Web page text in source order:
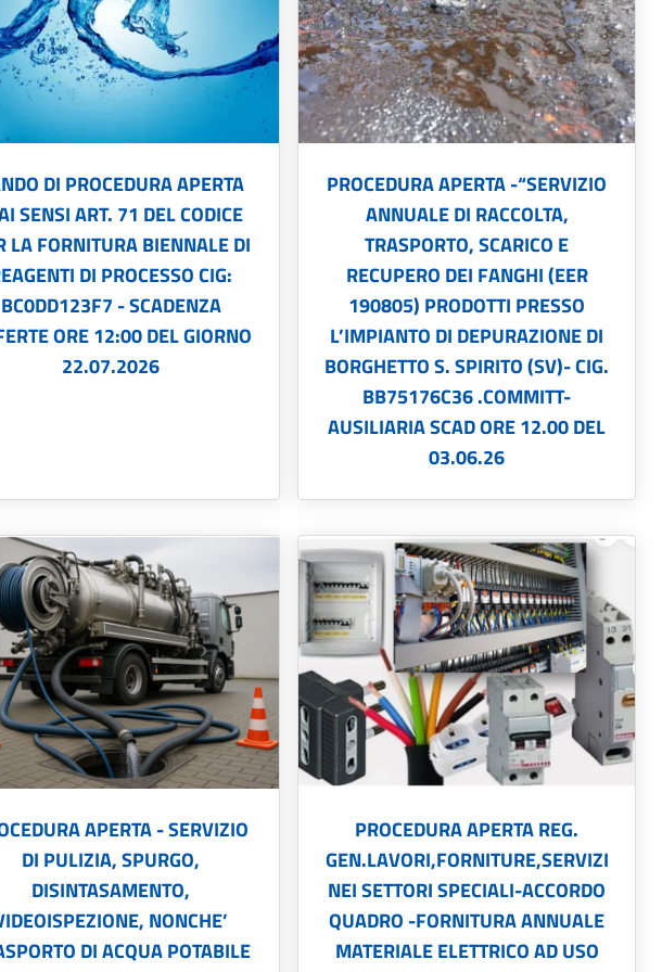
DI PROCEDURA APERTA
SENSI ART. 71 DEL CODICE
LA FORNITURA BIENNALE DI
DI PROCESSO CIG:
BC0DD123F7 - SCADENZA
ORE 12:00 DEL GIORNO
22.07.2026
PROCEDURA APERTA -“SERVIZIO
ANNUALE DI RACCOLTA,
TRASPORTO, SCARICO E
RECUPERO DEI FANGHI (EER
190805) PRODOTTI PRESSO
L’IMPIANTO DI DEPURAZIONE DI
BORGHETTO S. SPIRITO (SV)- CIG.
BB75176C36 .COMMITT-
AUSILIARIA SCAD ORE 12.00 DEL
03.06.26
APERTA - SERVIZIO
DI PULIZIA, SPURGO,
DISINTASAMENTO,
NONCHE’
DI ACQUA POTABILE
PROCEDURA APERTA REG.
GEN.LAVORI,FORNITURE,SERVIZI
NEI SETTORI SPECIALI-ACCORDO
QUADRO -FORNITURA ANNUALE
MATERIALE ELETTRICO AD USO